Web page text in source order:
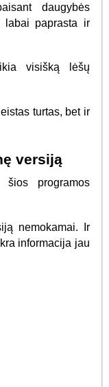
daugybės
labai paprasta ir
visišką lėšų
turtas, bet ir
versiją
šios programos
nemokamai. Ir
informacija jau